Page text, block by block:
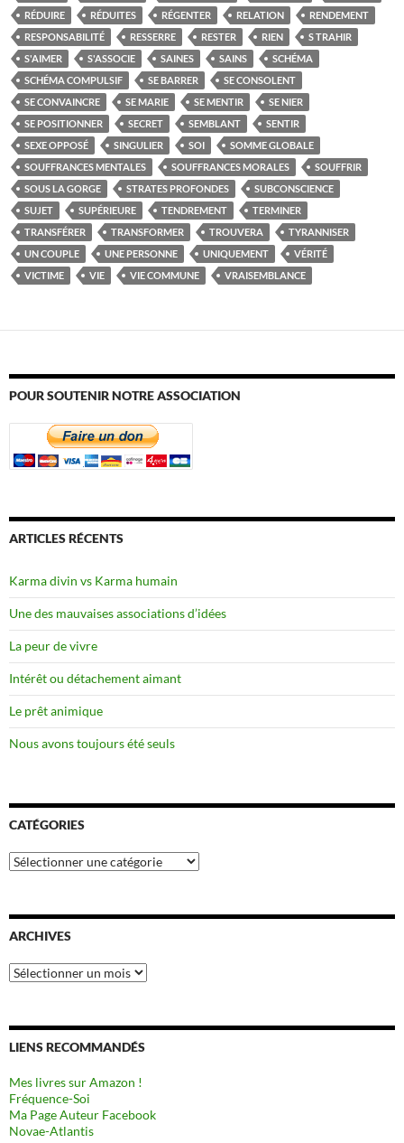
RÉDUIRE
RÉDUITES RÉGENTER RELATION
RENDEMENT
RESPONSABILITÉ
RESSERRE RESTER RIEN
S TRAHIR
S'AIMER
S'ASSOCIE SAINES SAINS
SCHÉMA
SCHÉMA COMPULSIF
SE BARRER
SE CONSOLENT
SE CONVAINCRE
SE MARIE SE MENTIR
SE NIER
SE POSITIONNER
SECRET SEMBLANT
SENTIR
SEXE OPPOSÉ
SINGULIER SOI
SOMME GLOBALE
SOUFFRANCES MENTALES
SOUFFRANCES MORALES
SOUFFRIR
SOUS LA GORGE
STRATES PROFONDES
SUBCONSCIENCE
SUJET
SUPÉRIEURE TENDREMENT
TERMINER
TRANSFÉRER
TRANSFORMER TROUVERA
TYRANNISER
UN COUPLE
UNE PERSONNE UNIQUEMENT
VÉRITÉ
VICTIME
VIE VIE COMMUNE VRAISEMBLANCE
POUR SOUTENIR NOTRE ASSOCIATION
ARTICLES RÉCENTS
Karma divin vs Karma humain
Une des mauvaises associations d’idées
La peur de vivre
Intérêt ou détachement aimant
Le prêt animique
Nous avons toujours été seuls
CATÉGORIES
Catégories
ARCHIVES
Archives
LIENS RECOMMANDÉS
Mes livres sur Amazon !
Fréquence-Soi
Ma Page Auteur Facebook
Novae-Atlantis